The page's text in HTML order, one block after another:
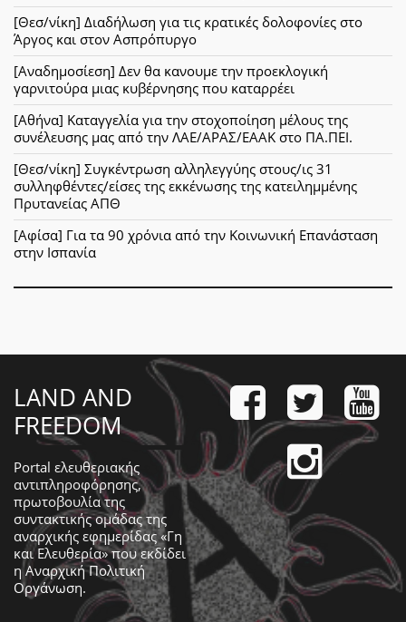
[Θεσ/νίκη] Διαδήλωση για τις κρατικές δολοφονίες στο
Άργος και στον Ασπρόπυργο
[Αναδημοσίεση] Δεν θα κανουμε την προεκλογική
γαρνιτούρα μιας κυβέρνησης που καταρρέει
[Αθήνα] Καταγγελία για την στοχοποίηση μέλους της
συνέλευσης μας από την ΛΑΕ/ΑΡΑΣ/ΕΑΑΚ στο ΠΑ.ΠΕΙ.
[Θεσ/νίκη] Συγκέντρωση αλληλεγγύης στους/ις 31
συλληφθέντες/είσες της εκκένωσης της κατειλημμένης
Πρυτανείας ΑΠΘ
[Αφίσα] Για τα 90 χρόνια από την Κοινωνική Επανάσταση
στην Ισπανία
LAND AND
FREEDOM
Portal ελευθεριακής
αντιπληροφόρησης,
πρωτοβουλία της
συντακτικής ομάδας της
αναρχικής εφημερίδας «Γη
και Ελευθερία» που εκδίδει
ηΑναρχική Πολιτική
Οργάνωση.